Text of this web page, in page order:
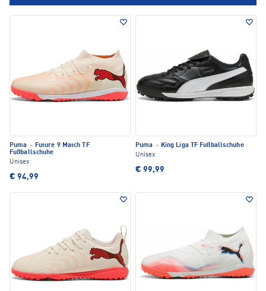
Puma · Future 9 Match TF
Fußballschuhe
Unisex
€ 94,99
Puma · King Liga TF Fußballschuhe
Unisex
€ 99,99